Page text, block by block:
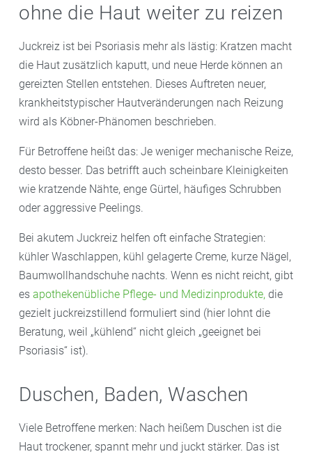
ohne die Haut weiter zu reizen
Juckreiz ist bei Psoriasis mehr als lästig: Kratzen macht
die Haut zusätzlich kaputt, und neue Herde können an
gereizten Stellen entstehen. Dieses Auftreten neuer,
krankheitstypischer Hautveränderungen nach Reizung
wird als Köbner-Phänomen beschrieben.
Für Betroffene heißt das: Je weniger mechanische Reize,
desto besser. Das betrifft auch scheinbare Kleinigkeiten
wie kratzende Nähte, enge Gürtel, häufiges Schrubben
oder aggressive Peelings.
Bei akutem Juckreiz helfen oft einfache Strategien:
kühler Waschlappen, kühl gelagerte Creme, kurze Nägel,
Baumwollhandschuhe nachts. Wenn es nicht reicht, gibt
es apothekenübliche Pflege- und Medizinprodukte, die
gezielt juckreizstillend formuliert sind (hier lohnt die
Beratung, weil „kühlend“ nicht gleich „geeignet bei
Psoriasis“ ist).
Duschen, Baden, Waschen
Viele Betroffene merken: Nach heißem Duschen ist die
Haut trockener, spannt mehr und juckt stärker. Das ist